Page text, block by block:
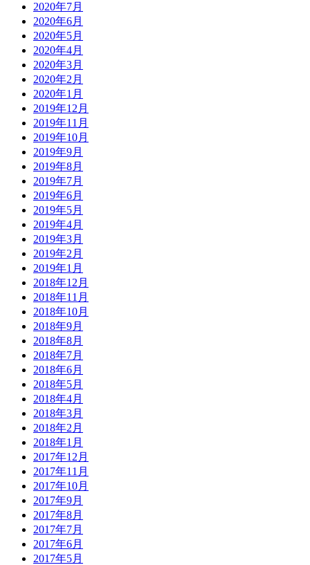
2020年7月
2020年6月
2020年5月
2020年4月
2020年3月
2020年2月
2020年1月
2019年12月
2019年11月
2019年10月
2019年9月
2019年8月
2019年7月
2019年6月
2019年5月
2019年4月
2019年3月
2019年2月
2019年1月
2018年12月
2018年11月
2018年10月
2018年9月
2018年8月
2018年7月
2018年6月
2018年5月
2018年4月
2018年3月
2018年2月
2018年1月
2017年12月
2017年11月
2017年10月
2017年9月
2017年8月
2017年7月
2017年6月
2017年5月